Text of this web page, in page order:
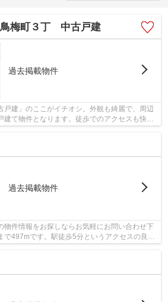
梅町３丁 中古戸建
過去掲載物件
戸建」のここがイチオシ。外観も綺麗で、周辺
建て物件となります。徒歩でのアクセスも快適
過去掲載物件
物件情報をお探しならお気軽にお問い合わせ下
で497mです。駅徒歩5分というアクセスの良さ